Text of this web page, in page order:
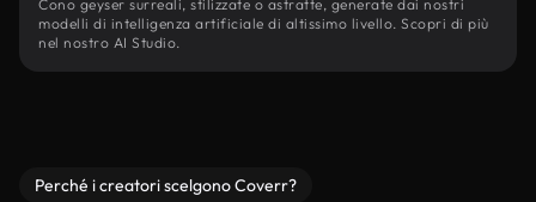
Cono geyser surreali, stilizzate o astratte, generate dai nostri
modelli di intelligenza artificiale di altissimo livello. Scopri di più
nel nostro AI Studio.
Perché i creatori scelgono Coverr?